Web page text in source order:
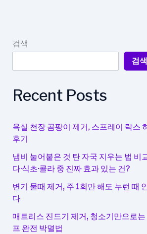
더
기
수
분
충
의
중
검색
검색
Recent Posts
욕실 천장 곰팡이 제거, 스프레이 락스
후기
냄비 눌어붙은 것 탄 자국 지우는 법 비
다·식초·콜라 중 진짜 효과 있는 건?
변기 물때 제거, 주 1회만 해도 누런 때
다
매트리스 진드기 제거, 청소기만으로
프 완전 박멸법